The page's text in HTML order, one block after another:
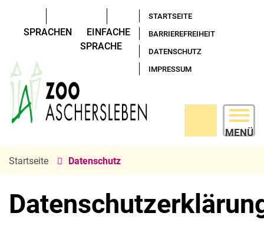
SPRACHEN
EINFACHE
SPRACHE
STARTSEITE
BARRIEREFREIHEIT
DATENSCHUTZ
IMPRESSUM
MENÜ
Startseite Datenschutz